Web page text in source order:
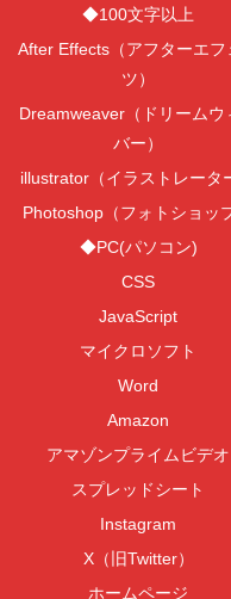
◆100文字以上
After Effects（アフターエフ
ツ）
Dreamweaver（ドリームウ
バー）
illustrator（イラストレータ
Photoshop（フォトショッ
◆PC(パソコン)
CSS
JavaScript
マイクロソフト
Word
Amazon
アマゾンプライムビデオ
スプレッドシート
Instagram
X（旧Twitter）
ホームページ